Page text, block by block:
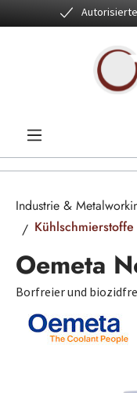
Zum Hauptinhalt
Industrie &
Oemeta
Borfreier und